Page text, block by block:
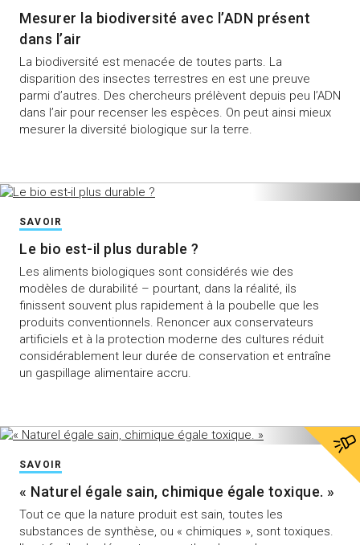
Mesurer la biodiversité avec l’ADN présent
dans l’air
La biodiversité est menacée de toutes parts. La
disparition des insectes terrestres en est une preuve
parmi d’autres. Des chercheurs prélèvent depuis peu l’ADN
dans l’air pour recenser les espèces. On peut ainsi mieux
mesurer la diversité biologique sur la terre.
SAVOIR
Le bio est-il plus durable ?
Les aliments biologiques sont considérés wie des
modèles de durabilité – pourtant, dans la réalité, ils
finissent souvent plus rapidement à la poubelle que les
produits conventionnels. Renoncer aux conservateurs
artificiels et à la protection moderne des cultures réduit
considérablement leur durée de conservation et entraîne
un gaspillage alimentaire accru.
SAVOIR
« Naturel égale sain, chimique égale toxique. »
Tout ce que la nature produit est sain, toutes les
substances de synthèse, ou « chimiques », sont toxiques.